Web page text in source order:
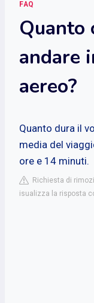
FAQ
Quanto
andare
aereo?
Quanto dura il
media del
ore e 14 minuti.
Richiesta di
isualizza la risposta